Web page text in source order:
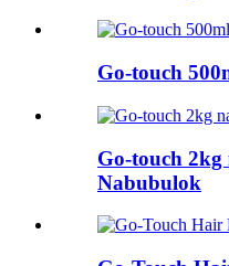
Go-touch
Go-touch 2kg
Nabubulok